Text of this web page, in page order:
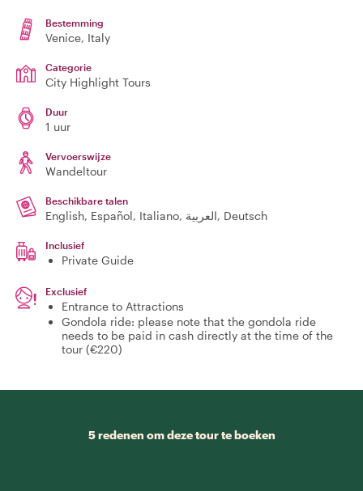
Bestemming
Venice, Italy
Categorie
City Highlight Tours
Duur
1 uur
Vervoerswijze
Wandeltour
Beschikbare talen
English, Español, Italiano, العربية, Deutsch
Inclusief
Private Guide
Exclusief
Entrance to Attractions
Gondola ride: please note that the gondola ride
needs to be paid in cash directly at the time of the
tour (€220)
5 redenen om deze tour te boeken